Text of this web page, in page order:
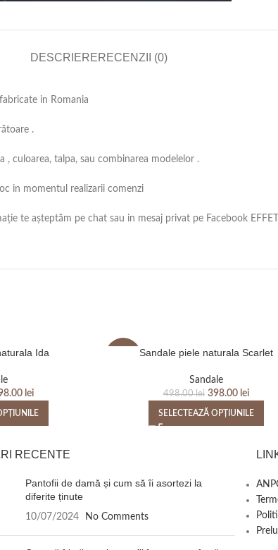
DESCRIERERECENZII (0)
in Romania
.
culoarea, talpa, sau combinarea modelelor .
in momentul realizarii comenzi
te așteptăm pe chat sau in mesaj privat pe Facebook
Ida
lei
Sandale piele naturala Scarlet
Sandale
498.00lei 398.00 lei
SELECTEAZĂ OPȚIUNILE
RECENTE
Pantofii de damă și cum să îi asortezi la
diferite ținute
10/07/2024 No Comments